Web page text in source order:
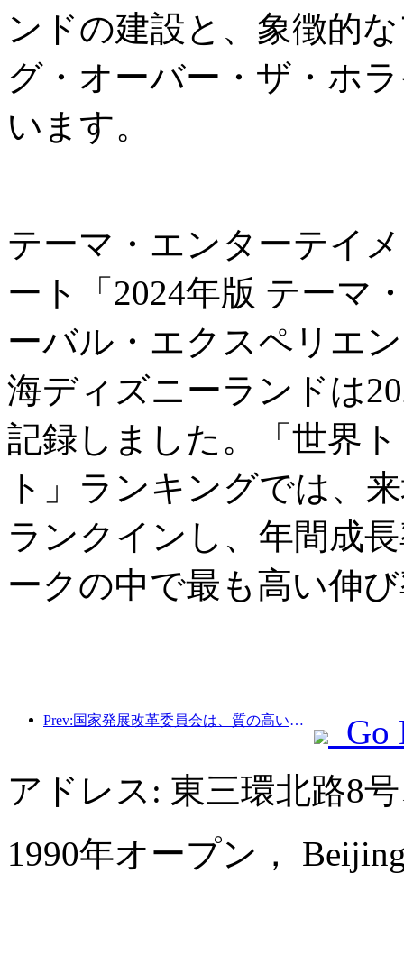
ンドの建設と、象徴的
グ・オーバー・ザ・ホ
います。
テーマ・エンターテイ
ート「2024年版 テーマ
ーバル・エクスペリエ
海ディズニーランドは
記録しました。「世界
ト」ランキングでは、
ランクインし、年間成
ークの中で最も高い伸
Prev:国家発展改革委員会は、質の高いアウトドアスポーツの目的地49か所の最初のバッチを発表しました。
Go
アドレス: 東三環北路8
1990年オープン，